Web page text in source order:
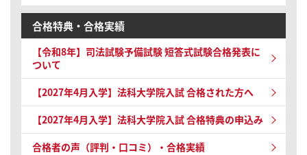
合格特典・合格実績
【令和8年】 司法試験予備試験 短答式試験合格発表に
ついて
【2027年4月入学】法科大学院入試 合格された方へ
【2027年4月入学】法科大学院入試 合格特典の申込み
合格者の声（評判・口コミ）・合格実績